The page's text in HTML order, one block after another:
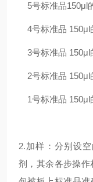
5号标准品150μl
4号标准品 150μl
3号标准品 150μl
2号标准品 150μl
1号标准品 150μl
2.加样：分别设
剂，其余各步操